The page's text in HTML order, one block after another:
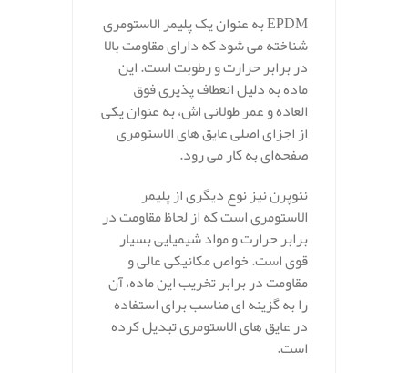
EPDM به عنوان یک پلیمر الاستومری
شناخته می‌ شود که دارای مقاومت بالا
در برابر حرارت و رطوبت است. این
ماده به دلیل انعطاف‌ پذیری فوق‌
العاده و عمر طولانی‌ اش، به عنوان یکی
از اجزای اصلی عایق‌ های الاستومری
صفحه‌ای به کار می‌ رود.
نئوپرن نیز نوع دیگری از پلیمر
الاستومری است که از لحاظ مقاومت در
برابر حرارت و مواد شیمیایی بسیار
قوی است. خواص مکانیکی عالی و
مقاومت در برابر تخریب این ماده، آن
را به گزینه‌ ای مناسب برای استفاده
در عایق‌ های الاستومری تبدیل کرده
است.